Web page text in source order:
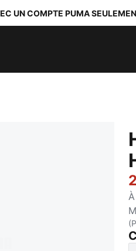
UN COMPTE PUMA